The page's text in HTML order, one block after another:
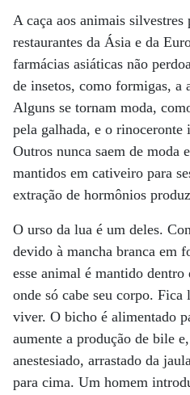
A caça aos animais silvestres
restaurantes da Ásia e da
farmácias asiáticas não
de insetos, como formigas, a
Alguns se tornam moda,
pela galhada, e o rinoceronte
Outros nunca saem de moda
mantidos em cativeiro para
extração de hormônios
O urso da lua é um deles.
devido à mancha branca em
esse animal é mantido
onde só cabe seu corpo. Fica
viver. O bicho é alimentado
aumente a produção de bile
anestesiado, arrastado da
para cima. Um homem